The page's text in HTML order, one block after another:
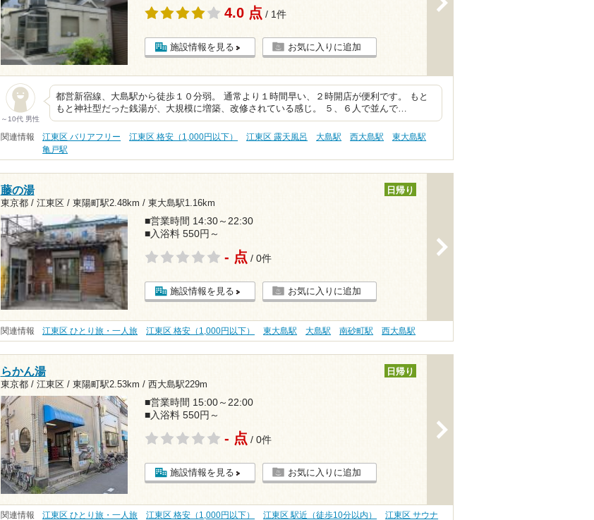
4.0 点 / 1件
施設情報を見る お気に入りに追加
～10代 男性
都営新宿線、大島駅から徒歩１０分弱。 通常より１時間早い、２時開店が便利です。 もと
もと神社型だった銭湯が、大規模に増築、改修されている感じ。 ５、６人で並んで…
関連情報 江東区 バリアフリー 江東区 格安（1,000円以下） 江東区 露天風呂 大島駅 西大島駅
東大島駅
亀戸駅
藤の湯
東京都 / 江東区 / 東陽町駅2.48km / 東大島駅1.16km
日帰り
■営業時間 14:30～22:30
■入浴料 550円～
- 点 / 0件
施設情報を見る お気に入りに追加
関連情報 江東区 ひとり旅・一人旅 江東区 格安（1,000円以下） 東大島駅 大島駅 南砂町駅 西大島駅
らかん湯
東京都 / 江東区 / 東陽町駅2.53km / 西大島駅229m
日帰り
■営業時間 15:00～22:00
■入浴料 550円～
- 点 / 0件
施設情報を見る お気に入りに追加
関連情報 江東区 ひとり旅・一人旅 江東区 格安（1,000円以下） 江東区 駅近（徒歩10分以内） 江東区 サウナ